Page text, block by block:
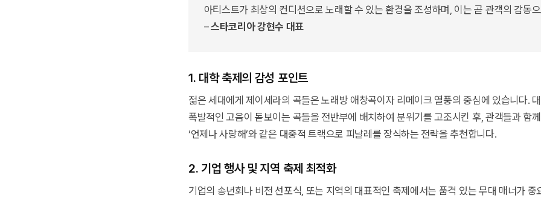
아티스트가 최상의 컨디션으로 노래할 수 있는 환경을 조성하며, 이는 곧 관객의 감동
–스타코리아 강현수 대표
1. 대학 축제의 감성 포인트
젊은 세대에게 제이세라의 곡들은 노래방 애창곡이자 리메이크 열풍의 중심에 있습니다.
폭발적인 고음이 돋보이는 곡들을 전반부에 배치하여 분위기를 고조시킨 후, 관객들과 함
‘언제나 사랑해’와 같은 대중적 트랙으로 피날레를 장식하는 전략을 추천합니다.
2. 기업 행사 및 지역 축제 최적화
기업의 송년회나 비전 선포식, 또는 지역의 대표적인 축제에서는 품격 있는 무대 매너가 중